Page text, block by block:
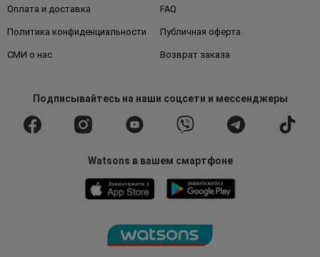
Оплата и доставка FAQ
Политика конфиденциальности Публичная оферта
СМИ о нас Возврат заказа
Подписывайтесьна наши соцсети и мессенджеры
Watsons в вашем смартфоне